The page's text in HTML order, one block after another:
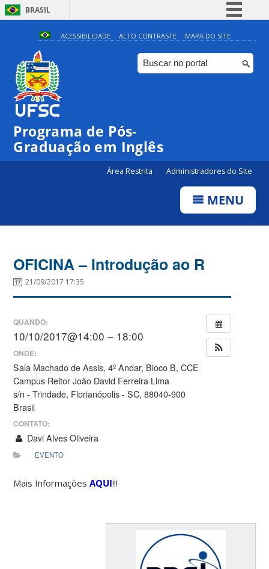
BRASIL
Simplifique!
Comunica BR
Participe
ACESSIBILIDADE ALTO CONTRASTE MAPA DO SITE
Programa de Pós-
Graduação em Inglês
Área Restrita Administradores do Site
MENU
OFICINA – Introdução ao R
21/09/2017 17:35
QUANDO:
10/10/2017@14:00 – 18:00
ONDE:
Sala Machado de Assis, 4º Andar, Bloco B, CCE
Campus Reitor João David Ferreira Lima
s/n - Trindade, Florianópolis - SC, 88040-900
Brasil
CONTATO:
Davi Alves Oliveira
EVENTO
Mais InformaçõesAQUI!!!